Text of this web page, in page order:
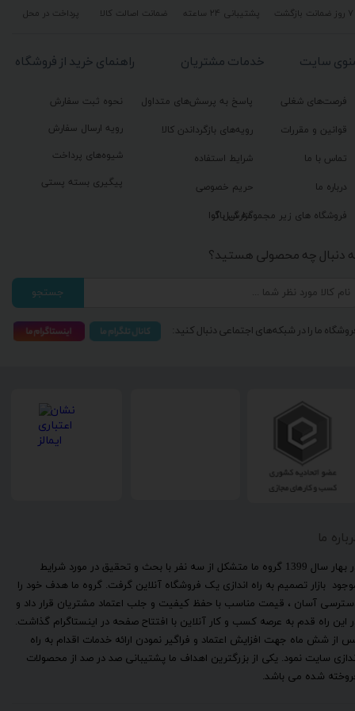
ما
​در بهار سال 1399 گروه ما متشکل از سه نفر با بحث و تحقیق در مورد شرایط
بازار تصمیم به راه اندازی یک فروشگاه آنلاین گرفت. گروه ما هدف خود را
آسان ، قیمت مناسب با حفظ کیفیت و جلب اعتماد مشتریان قرار داد و
این راه قدم به عرصه کسب و کار آنلاین با افتتاح صفحه در اینستاگرام گذاشت.
از شش ماه جهت افزایش اعتماد و فراگیر نمودن ارائه خدمات اقدام به راه
سایت نمود. یکی از بزرگترین اهداف ما پشتیبانی صد در صد از محصولات
شده می باشد.
پشتیبانی ۲۴ ساعته پرداخت در محل ۷ روز ضمانت بازگشت ضمانت اصالت کالا
راهنمای خرید از فروشگاه
نحوه ثبت سفارش
رویه ارسال سفارش
شیوه‌های پرداخت
پیگیری بسته پستی
خدمات مشتریان
پاسخ به پرسش‌های متداول
رویه‌های بازگرداندن کالا
شرایط استفاده
حریم خصوصی
گزارش باگ
سایت
فرصت‌های شغلی
قوانین و مقررات
تماس با ما
درباره ما
فروشگاه های زیر مجموعه گیل آوا
دنبال چه محصولی هستید؟
جستجو
ما را در شبکه‌های اجتماعی دنبال کنید: